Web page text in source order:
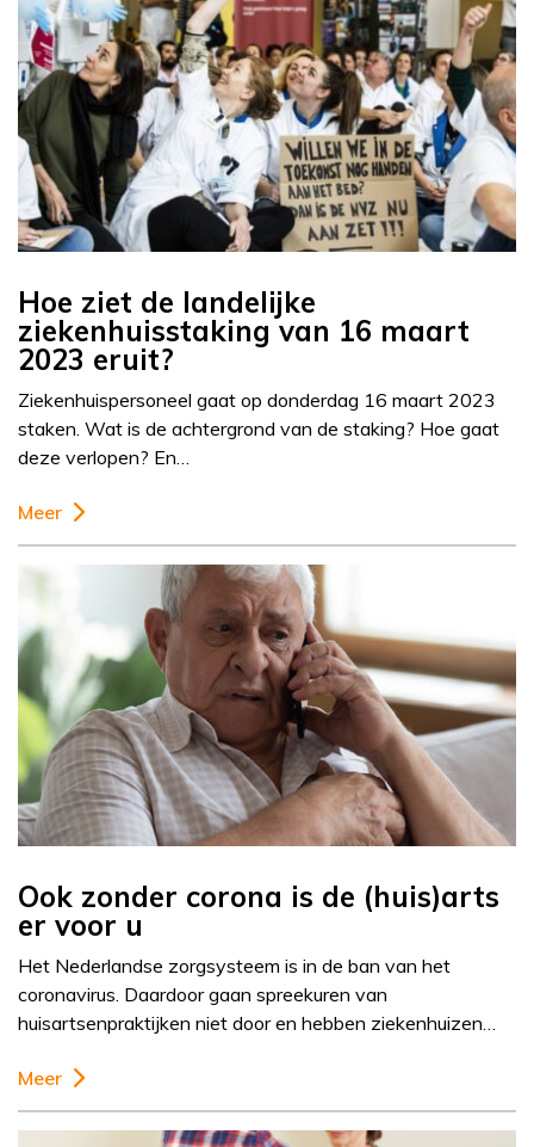
Hoe ziet de landelijke
ziekenhuisstaking van 16 maart
2023 eruit?
Ziekenhuispersoneel gaat op donderdag 16 maart 2023
staken. Wat is de achtergrond van de staking? Hoe gaat
deze verlopen? En…
Meer
Ook zonder corona is de (huis)arts
er voor u
Het Nederlandse zorgsysteem is in de ban van het
coronavirus. Daardoor gaan spreekuren van
huisartsenpraktijken niet door en hebben ziekenhuizen…
Meer